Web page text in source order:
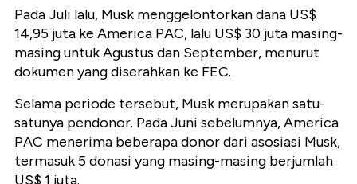
Pada Juli lalu, Musk menggelontorkan dana US$
14,95 juta ke America PAC, lalu US$ 30 juta masing-
masing untuk Agustus dan September, menurut
dokumen yang diserahkan ke FEC.
Selama periode tersebut, Musk merupakan satu-
satunya pendonor. Pada Juni sebelumnya, America
PAC menerima beberapa donor dari asosiasi Musk,
termasuk 5 donasi yang masing-masing berjumlah
US$ 1 juta.